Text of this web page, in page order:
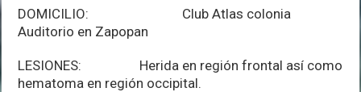
DOMICILIO: Club Atlas colonia
Auditorio en Zapopan
LESIONES: Herida en región frontal así como
hematoma en región occipital.